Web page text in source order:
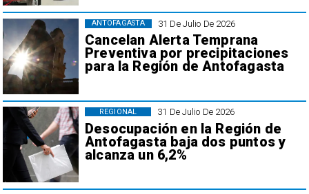
31 De Julio De 2026
Cancelan Alerta Temprana
Preventiva por precipitaciones
para la Región de Antofagasta
ANTOFAGASTA
31 De Julio De 2026
Desocupación en la Región de
Antofagasta baja dos puntos y
alcanza un 6,2%
REGIONAL